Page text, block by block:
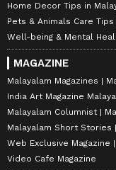
Home Decor Tips in
Pets & Animals Care Tips
Well-being & Mental
MAGAZINE
Malayalam Magazines
India Art Magazine
Malayalam Columnist
Malayalam Short Stories
Web Exclusive Magazine
Video Cafe Magazine